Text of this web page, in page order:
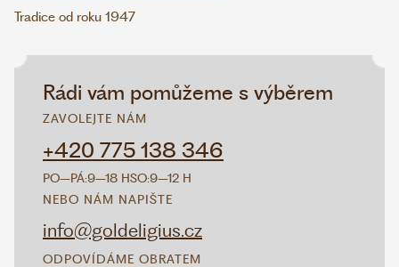
Rádi vám pomůžeme s výběrem
ZAVOLEJTE NÁM
+420 775 138 346
PO–PÁ:9–18 HSO:9–12 H
NEBO NÁM NAPIŠTE
info@goldeligius.cz
ODPOVÍDÁME OBRATEM
Tradice od roku 1947